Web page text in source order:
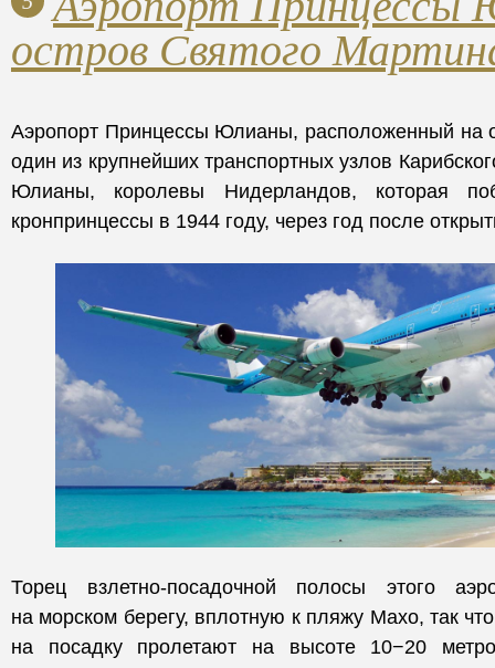
остров Святого
Аэропорт Принцессы Юлианы, расположенный на
один из крупнейших транспортных узлов
Юлианы, королевы Нидерландов, которая
кронпринцессы в 1944 году, через год после
Торец взлетно-посадочной полосы этого
на морском берегу, вплотную к пляжу Махо, так
на посадку пролетают на высоте 10−20